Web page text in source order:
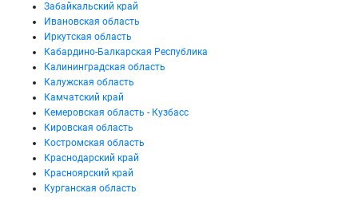
Забайкальский край
Ивановская область
Иркутская область
Кабардино-Балкарская Республика
Калининградская область
Калужская область
Камчатский край
Кемеровская область - Кузбасс
Кировская область
Костромская область
Краснодарский край
Красноярский край
Курганская область